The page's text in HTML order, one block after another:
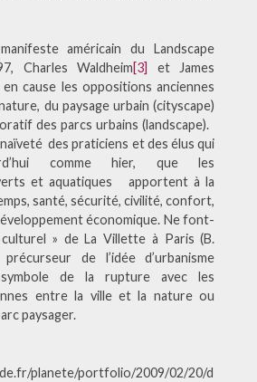
américain du Landscape
Charles Waldheim[3]
et James
cause les oppositions anciennes
du paysage urbain (cityscape)
des parcs urbains (landscape).
des praticiens et des élus qui
comme hier, que les
et aquatiques apportent à la
santé, sécurité, civilité, confort,
économique. Ne font-
» de La Villette à Paris (B.
de l’idée d’urbanisme
de la rupture avec les
entre la ville et la nature ou
paysager.
planete/portfolio/2009/02/20/d